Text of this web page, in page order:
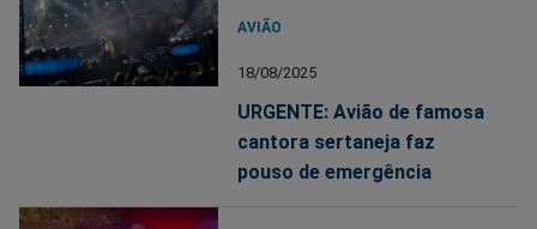
AVIÃO
18/08/2025
URGENTE: Avião de famosa
cantora sertaneja faz
pouso de emergência